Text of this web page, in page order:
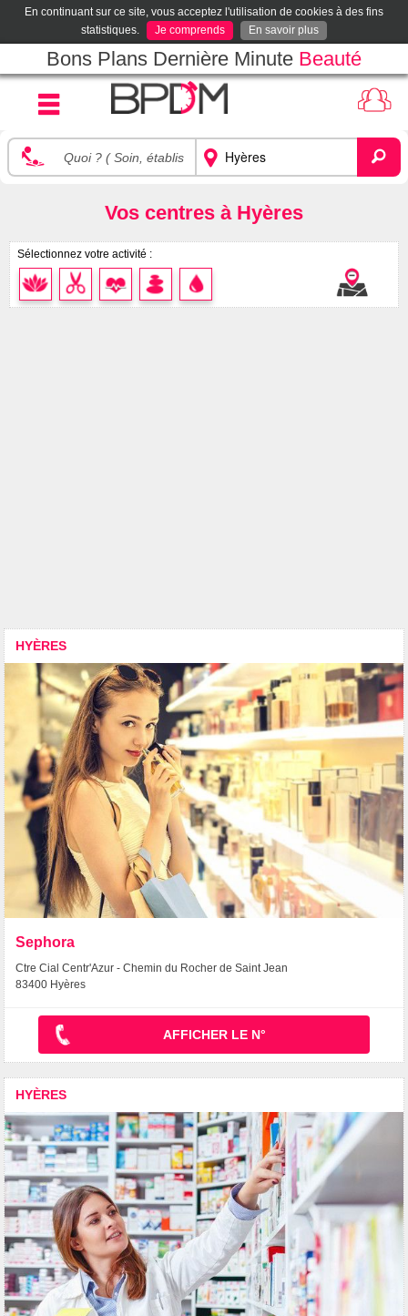
En continuant sur ce site, vous acceptez l'utilisation de cookies à des fins
statistiques.
Je comprends En savoir plus
Bons Plans Dernière Minute Beauté
Vos centres à Hyères
Sélectionnez votre activité :
HYÈRES
Sephora
Ctre Cial Centr'Azur - Chemin du Rocher de Saint Jean
83400 Hyères
AFFICHER LE N°
HYÈRES